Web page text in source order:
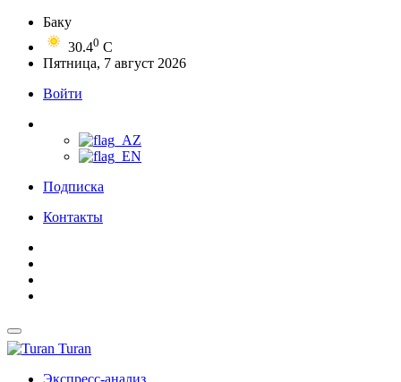
Баку
30.40 C
Пятница, 7 август 2026
Войти
Подписка
Контакты
Turan
Экспресс-анализ